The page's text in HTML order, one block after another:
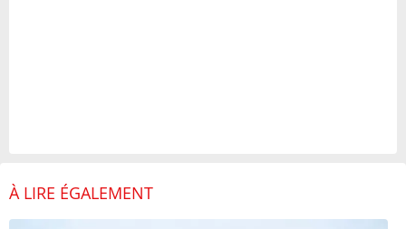
À LIRE ÉGALEMENT